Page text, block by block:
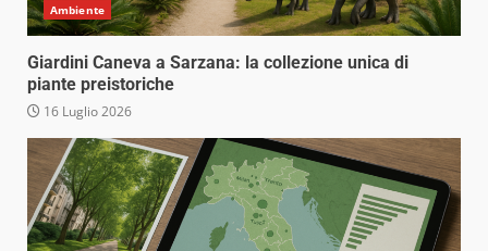
Ambiente
Giardini Caneva a Sarzana: la collezione unica di
piante preistoriche
16 Luglio 2026